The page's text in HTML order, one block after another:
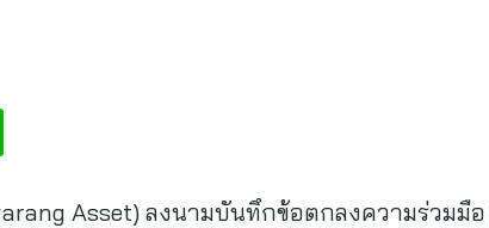
Asset) ลงนามบันทึกข้อตกลงความร่วมมือ